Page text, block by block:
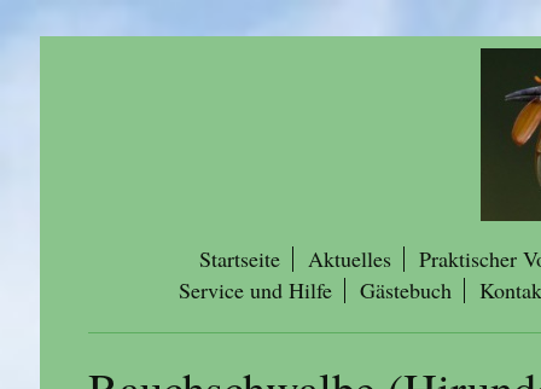
Startseite Aktuelles
Praktischer
Service und Hilfe
Gästebuch